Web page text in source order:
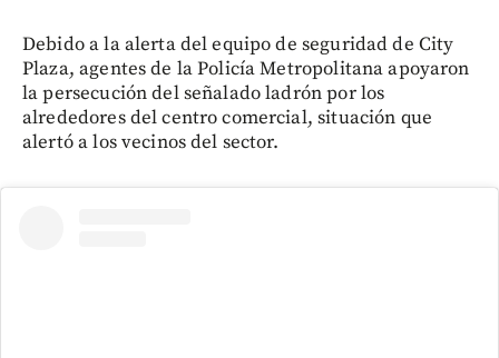
Debido a la alerta del equipo de seguridad de City
Plaza, agentes de la Policía Metropolitana apoyaron
la persecución del señalado ladrón por los
alrededores del centro comercial, situación que
alertó a los vecinos del sector.